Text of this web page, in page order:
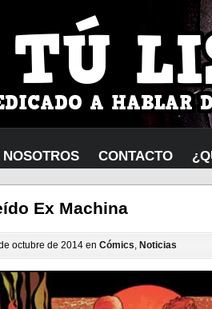
CONTACTO
Ex Machina
octubre de 2014 en Cómics, Noticias